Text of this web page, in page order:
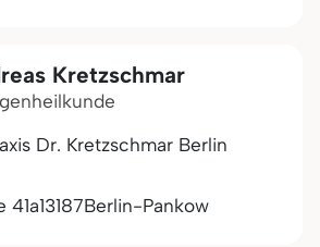
Kretzschmar
Dr. Kretzschmar Berlin
41a13187Berlin-Pankow